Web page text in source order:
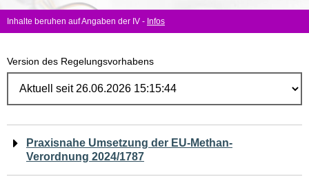
Inhalte beruhen auf Angaben der IV - Infos
Version des Regelungsvorhabens
Navigation
für
Praxisnahe Umsetzung der EU-Methan-
Verordnung 2024/1787